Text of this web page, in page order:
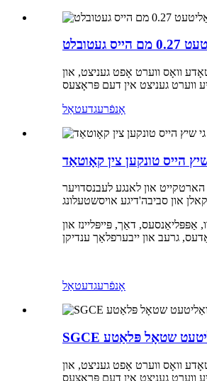
וואָס ווערט אָפט געניצט, און
אָנפֿרעגדעטאַל
און לאנגע לעבנסדויער
דאַך, פּייפּליינז און
אָנפֿרעגדעטאַל
וואָס ווערט אָפט געניצט, און